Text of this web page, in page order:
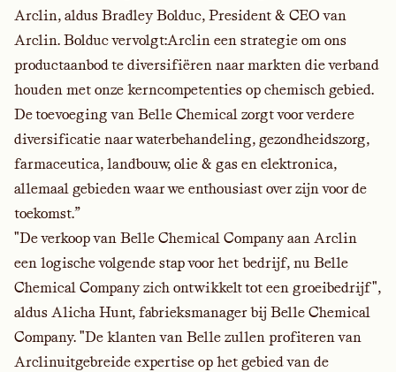
Arclin, aldus Bradley Bolduc, President & CEO van
Arclin. Bolduc vervolgt:Arclin een strategie om ons
productaanbod te diversifiëren naar markten die verband
houden met onze kerncompetenties op chemisch gebied.
De toevoeging van Belle Chemical zorgt voor verdere
diversificatie naar waterbehandeling, gezondheidszorg,
farmaceutica, landbouw, olie & gas en elektronica,
allemaal gebieden waar we enthousiast over zijn voor de
toekomst.”
"De verkoop van Belle Chemical Company aan Arclin
een logische volgende stap voor het bedrijf, nu Belle
Chemical Company zich ontwikkelt tot een groeibedrijf",
aldus Alicha Hunt, fabrieksmanager bij Belle Chemical
Company. "De klanten van Belle zullen profiteren van
Arclinuitgebreide expertise op het gebied van de